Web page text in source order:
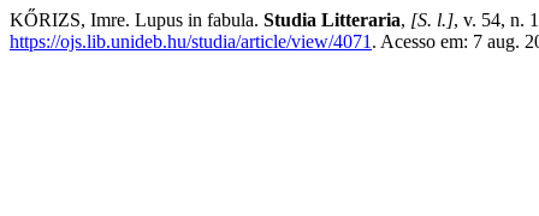
KŐRIZS, Imre. Lupus in fabula. Studia Litteraria, [S. l.], v. 54, n.
https://ojs.lib.unideb.hu/studia/article/view/4071 . Acesso em: 7 aug.